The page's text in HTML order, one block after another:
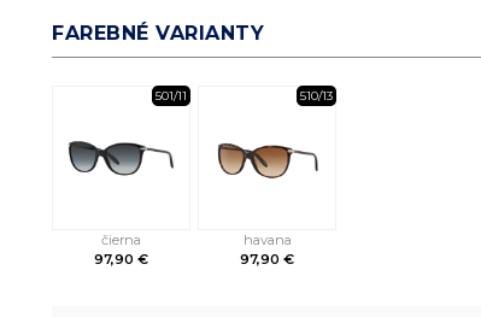
FAREBNÉ VARIANTY
501/11
čierna
97,90 €
510/13
havana
97,90 €